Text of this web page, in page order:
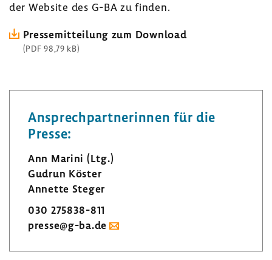
der Website des G-BA zu finden.
Pres­se­mit­tei­lung zum Down­load
(PDF 98,79 kB)
Ansprech­part­ne­rinnen für die
Presse:
Ann Marini (Ltg.)
Gudrun Köster
Annette Steger
030 275838-​811
presse@g-ba.de